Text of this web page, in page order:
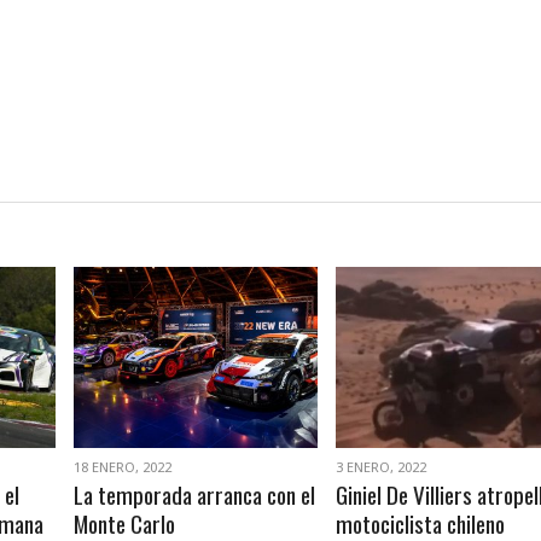
VER NOTA
18 ENERO, 2022
La temporada arranca con el
Monte Carlo
VER NOTA
3 ENERO, 2022
Giniel De Villiers
motociclista chileno